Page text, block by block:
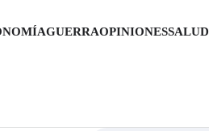
GUERRAOPINIONESSALUD